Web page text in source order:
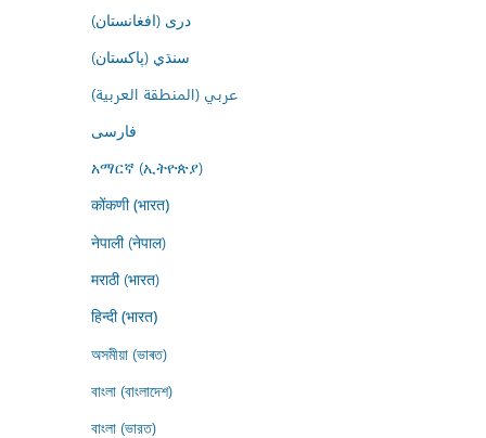
درى (افغانستان)
سنڌي (پاکستان)
عربي (المنطقة العربية)
فارسى
አማርኛ (ኢትዮጵያ)
कोंकणी (भारत)
नेपाली (नेपाल)
मराठी (भारत)
हिन्दी (भारत)
অসমীয়া (ভাৰত)
বাংলা (বাংলাদেশ)
বাংলা (ভারত)